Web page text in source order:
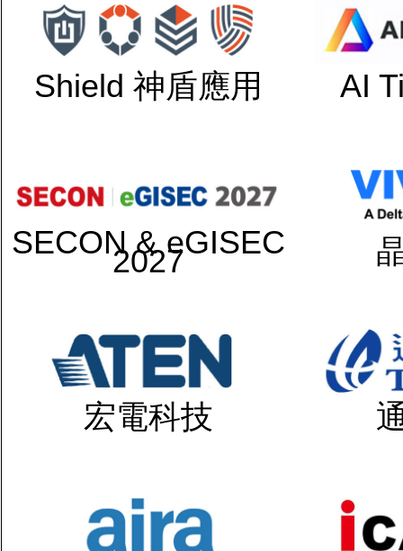
Shield 神盾應用 AI
SECON & eGISEC
2027
宏電科技